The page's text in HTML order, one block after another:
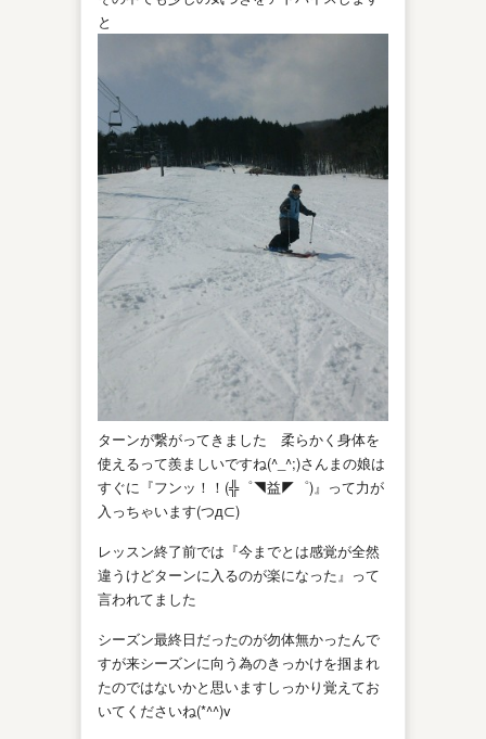
と
ターンが繋がってきました 柔らかく身体を
使えるって羨ましいですね(^_^;)さんまの娘は
すぐに『フンッ！！(╬゜◥益◤゜)』って力が
入っちゃいます(つд⊂)
レッスン終了前では『今までとは感覚が全然
違うけどターンに入るのが楽になった』って
言われてました
シーズン最終日だったのが勿体無かったんで
すが来シーズンに向う為のきっかけを掴まれ
たのではないかと思いますしっかり覚えてお
いてくださいね(*^^)v